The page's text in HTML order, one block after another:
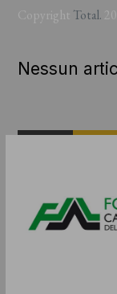
Copyright Total.
Nessun